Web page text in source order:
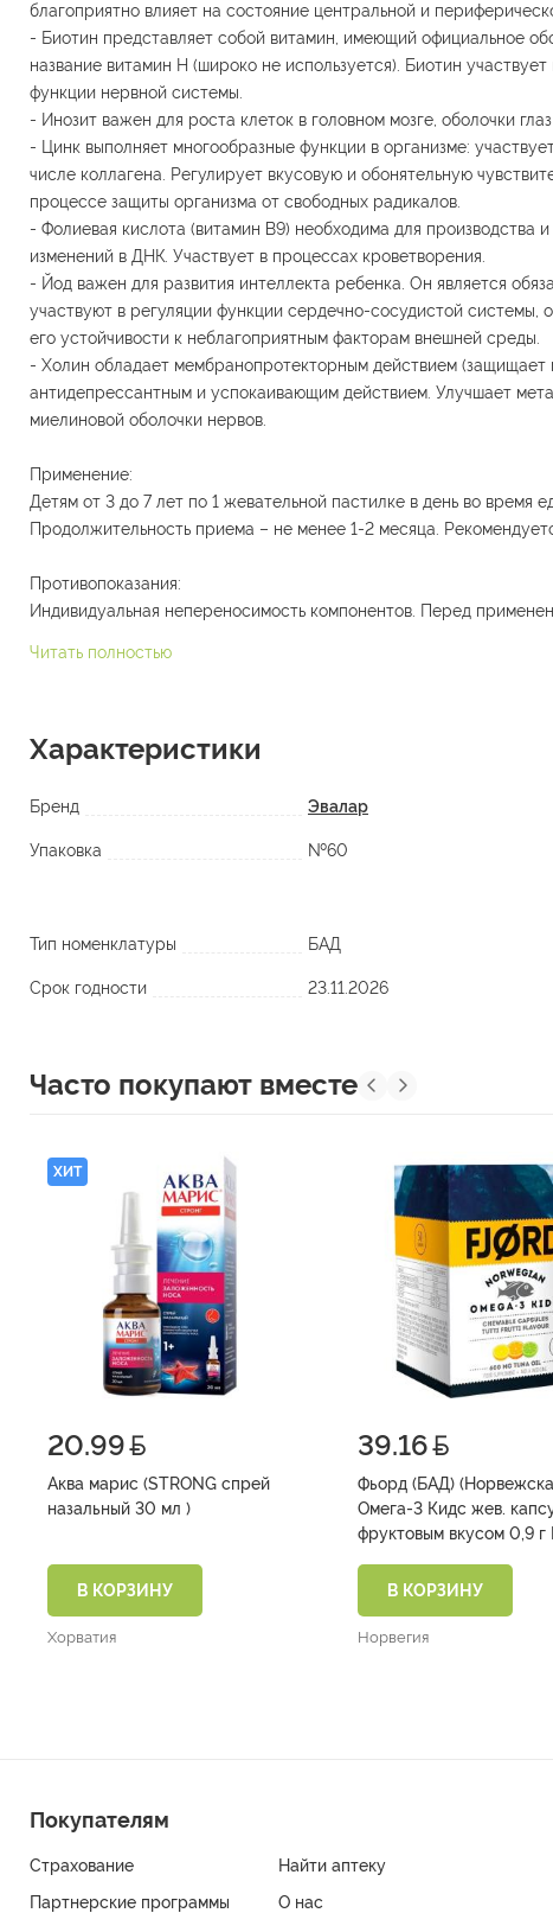
благоприятно влияет на состояние центральной и
- Биотин представляет собой витамин, имеющий официальное
название витамин H (широко не используется). Биотин
функции нервной системы.
- Инозит важен для роста клеток в головном мозге, оболочки
- Цинк выполняет многообразные функции в организме:
числе коллагена. Регулирует вкусовую и обонятельную
процессе защиты организма от свободных радикалов.
- Фолиевая кислота (витамин В9) необходима для
изменений в ДНК. Участвует в процессах кроветворения.
- Йод важен для развития интеллекта ребенка. Он является
участвуют в регуляции функции сердечно-сосудистой
его устойчивости к неблагоприятным факторам внешней среды.
- Холин обладает мембранопротекторным действием
антидепрессантным и успокаивающим действием. Улучшает
миелиновой оболочки нервов.
Применение:
Детям от 3 до 7 лет по 1 жевательной пастилке в день во время
Продолжительность приема – не менее 1-2 месяца.
Противопоказания:
Индивидуальная непереносимость компонентов. Перед
Читать полностью
Характеристики
Бренд Эвалар
Упаковка №60
Тип номенклатуры БАД
Срок годности 23.11.2026
Часто покупают вместе
ХИТ
20.99
Аква марис (STRONG спрей
назальный 30 мл )
В КОРЗИНУ
Хорватия
39.16
Фьорд (БАД)
Омега-3 Кидс жев.
В КОРЗИНУ
Норвегия
Покупателям
Страхование
Найти аптеку
Партнерские программы
О нас